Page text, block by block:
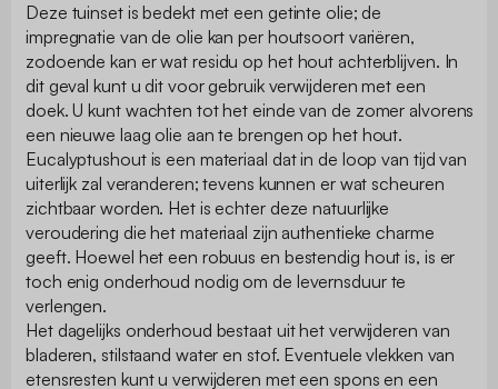
Deze tuinset is bedekt met een getinte olie; de
impregnatie van de olie kan per houtsoort variëren,
zodoende kan er wat residu op het hout achterblijven. In
dit geval kunt u dit voor gebruik verwijderen met een
doek. U kunt wachten tot het einde van de zomer alvorens
een nieuwe laag olie aan te brengen op het hout.
Eucalyptushout is een materiaal dat in de loop van tijd van
uiterlijk zal veranderen; tevens kunnen er wat scheuren
zichtbaar worden. Het is echter deze natuurlijke
veroudering die het materiaal zijn authentieke charme
geeft. Hoewel het een robuus en bestendig hout is, is er
toch enig onderhoud nodig om de levernsduur te
verlengen.
Het dagelijks onderhoud bestaat uit het verwijderen van
bladeren, stilstaand water en stof. Eventuele vlekken van
etensresten kunt u verwijderen met een spons en een